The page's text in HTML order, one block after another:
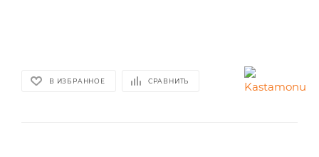
В ИЗБРАННОЕ СРАВНИТЬ